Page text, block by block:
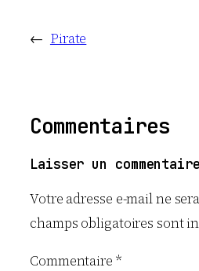
← Pirate
Commentaires
Laisser un commentaire
Votre adresse e-mail ne
champs obligatoires sont
Commentaire *